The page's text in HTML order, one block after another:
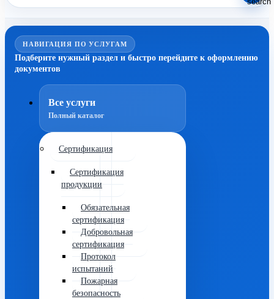
НАВИГАЦИЯ ПО УСЛУГАМ
Подберите нужный раздел и быстро перейдите к оформлению
документов
Все услуги
Полный каталог
Сертификация
Сертификация
продукции
Обязательная
сертификация
Добровольная
сертификация
Протокол
испытаний
Пожарная
безопасность